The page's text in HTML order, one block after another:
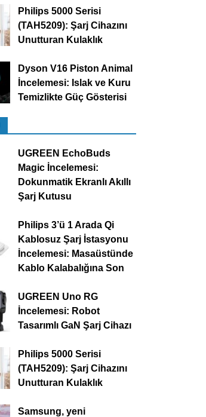
Philips 5000 Serisi
(TAH5209): Şarj Cihazını
Unutturan Kulaklık
Dyson V16 Piston Animal
İncelemesi: Islak ve Kuru
Temizlikte Güç Gösterisi
UGREEN EchoBuds
Magic İncelemesi:
Dokunmatik Ekranlı Akıllı
Şarj Kutusu
Philips 3’ü 1 Arada Qi
Kablosuz Şarj İstasyonu
İncelemesi: Masaüstünde
Kablo Kalabalığına Son
UGREEN Uno RG
İncelemesi: Robot
Tasarımlı GaN Şarj Cihazı
Philips 5000 Serisi
(TAH5209): Şarj Cihazını
Unutturan Kulaklık
Samsung, yeni